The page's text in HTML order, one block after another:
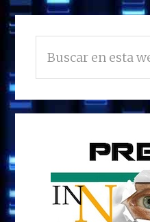
BARRA
LATERAL
PRINCIPAL
en
esta
web